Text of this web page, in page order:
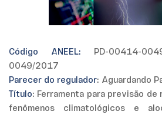
Código ANEEL: PD-00414-
0049/2017
Parecer do regulador: Aguardando
Título: Ferramenta para previsão
fenômenos climatológicos e